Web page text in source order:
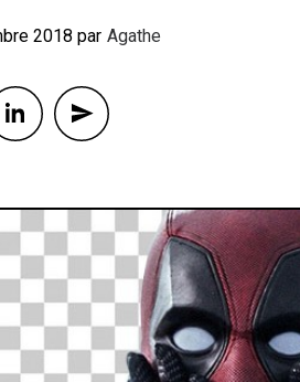
2018 By Agathe